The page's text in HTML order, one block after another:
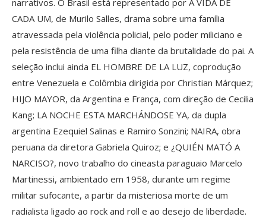
narrativos. O Brasil está representado por A VIDA DE
CADA UM, de Murilo Salles, drama sobre uma família
atravessada pela violência policial, pelo poder miliciano e
pela resistência de uma filha diante da brutalidade do pai. A
seleção inclui ainda EL HOMBRE DE LA LUZ, coprodução
entre Venezuela e Colômbia dirigida por Christian Márquez;
HIJO MAYOR, da Argentina e França, com direção de Cecilia
Kang; LA NOCHE ESTA MARCHÁNDOSE YA, da dupla
argentina Ezequiel Salinas e Ramiro Sonzini; NAIRA, obra
peruana da diretora Gabriela Quiroz; e ¿QUIÉN MATÓ A
NARCISO?, novo trabalho do cineasta paraguaio Marcelo
Martinessi, ambientado em 1958, durante um regime
militar sufocante, a partir da misteriosa morte de um
radialista ligado ao rock and roll e ao desejo de liberdade.